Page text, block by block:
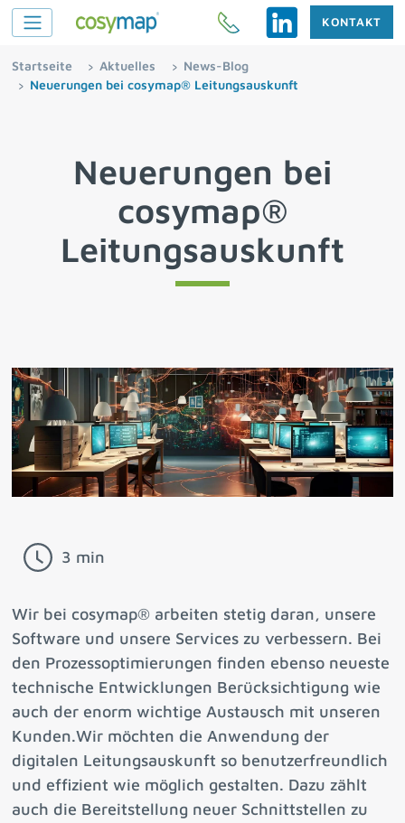
KONTAKT
Startseite Aktuelles
News-Blog
Neuerungen bei cosymap® Leitungsauskunft
Neuerungen bei
cosymap®
Leitungsauskunft
3 min
Wir bei cosymap® arbeiten stetig daran, unsere
Software und unsere Services zu verbessern. Bei
den Prozessoptimierungen finden ebenso neueste
technische Entwicklungen Berücksichtigung wie
auch der enorm wichtige Austausch mit unseren
Kunden.Wir möchten die Anwendung der
digitalen Leitungsauskunft so benutzerfreundlich
und effizient wie möglich gestalten. Dazu zählt
auch die Bereitstellung neuer Schnittstellen zu